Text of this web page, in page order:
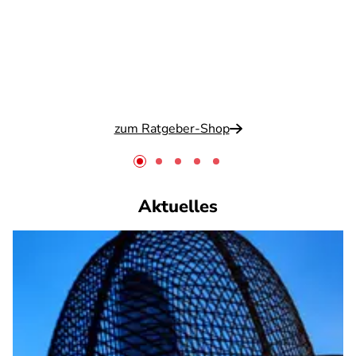
zum Ratgeber-Shop
Aktuelles